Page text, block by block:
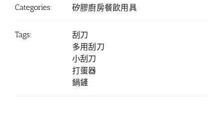
Categories: 矽膠廚房餐飲用具
Tags:
刮刀
多用刮刀
小刮刀
打蛋器
鍋鏟